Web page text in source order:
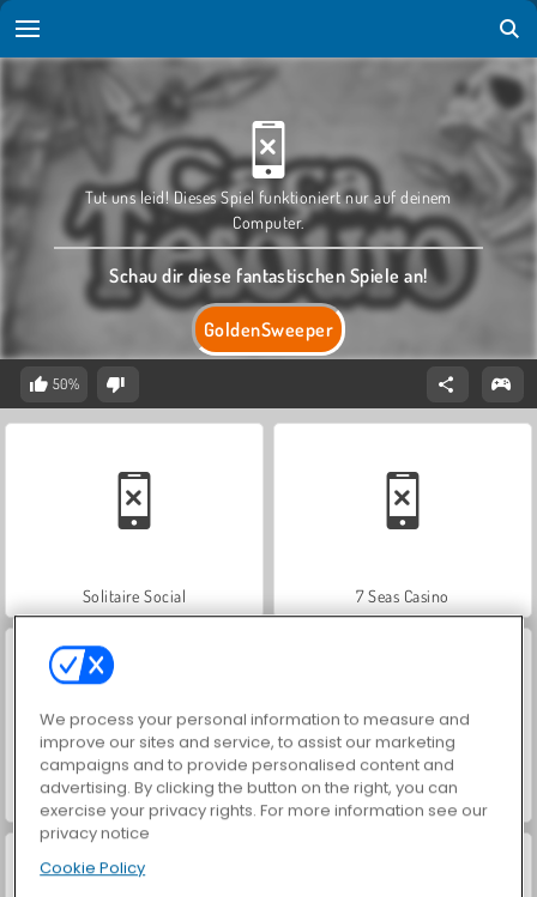
GoldenSweeper
Tut uns leid! Dieses Spiel funktioniert nur auf deinem
Computer.
Schau dir diese fantastischen Spiele an!
50%
Solitaire Social 7 Seas Casino
Rummikub Casino World
We process your personal information to measure and
improve our sites and service, to assist our marketing
campaigns and to provide personalised content and
advertising. By clicking the button on the right, you can
exercise your privacy rights. For more information see our
privacy notice
Cookie Policy